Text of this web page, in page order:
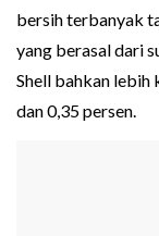
bersih terbanyak
yang berasal dari
Shell bahkan lebih
dan 0,35 persen.